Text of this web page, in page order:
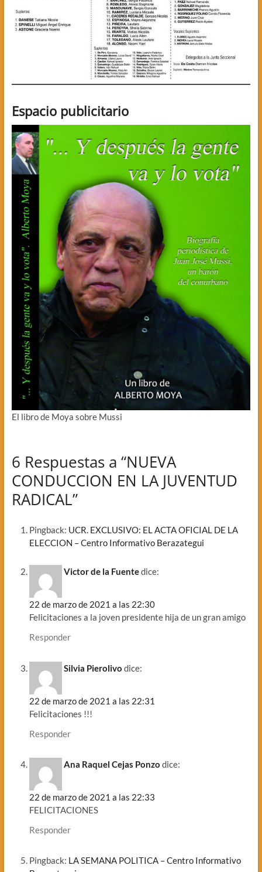
Espacio publicitario
El libro de Moya sobre Mussi
6 Respuestas a “NUEVA
CONDUCCION EN LA JUVENTUD
RADICAL”
Pingback: UCR. EXCLUSIVO: EL ACTA OFICIAL DE LA
ELECCION – Centro Informativo Berazategui
Victor de la Fuentedice:
22 de marzo de 2021 a las 22:30
Felicitaciones a la joven presidente hija de un gran amigo
Responder
Silvia Pierolivo dice:
22 de marzo de 2021 a las 22:31
Felicitaciones !!!
Responder
Ana Raquel Cejas Ponzo dice:
22 de marzo de 2021 a las 22:33
FELICITACIONES
Responder
Pingback: LA SEMANA POLITICA – Centro Informativo